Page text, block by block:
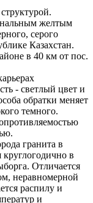
желтым
серого
Казахстан.
в 40 км от пос.
- светлый цвет и
обратки меняет
темного.
гранита в
в
Отличается
неравномерной
распилу и
и